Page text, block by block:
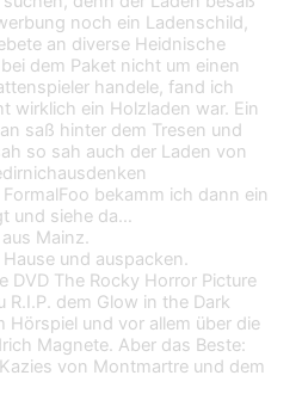
noch ein Ladenschild,
an diverse Heidnische
dem Paket nicht um einen
handele, fand ich
wirklich ein Holzladen war. Ein
saß hinter dem Tresen und
so sah auch der Laden von
bekamm ich dann ein
und siehe da…
Mainz.
und auspacken.
DVD The Rocky Horror Picture
R.I.P. dem Glow in the Dark
Hörspiel und vor allem über die
Magnete. Aber das Beste:
von Montmartre und dem